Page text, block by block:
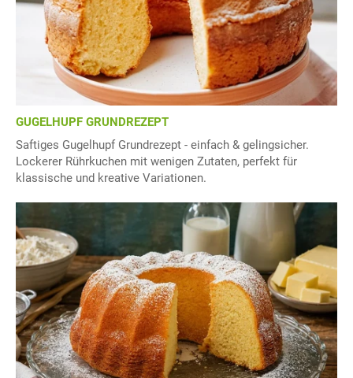
GUGELHUPF GRUNDREZEPT
Saftiges Gugelhupf Grundrezept - einfach & gelingsicher.
Lockerer Rührkuchen mit wenigen Zutaten, perfekt für
klassische und kreative Variationen.